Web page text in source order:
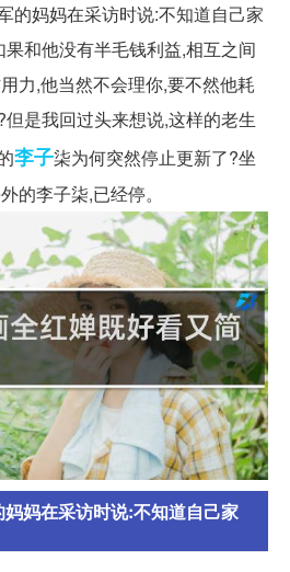
的妈妈在采访时说:不知道自己家
和他没有半毛钱利益,相互之间
力,他当然不会理你,要不然他耗
是我回过头来想说,这样的老生
李子柒为何突然停止更新了?坐
的李子柒,已经停。
妈在采访时说:不知道自己家